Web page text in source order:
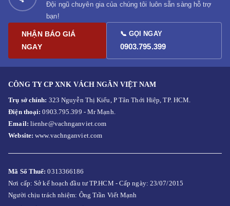
Đội ngũ chuyên gia của chúng tôi luôn sẵn sàng hỗ trợ
bạn!
NHẬN BÁO GIÁ
NGAY
📞 GỌI NGAY
0903.795.399
CÔNG TY CP XNK VÁCH NGĂN VIỆT NAM
Trụ sở chính: 323 Nguyễn Thị Kiểu, P Tân Thới Hiệp, TP. HCM.
Điện thoại:0903.795.399 - Mr Mạnh.
Email: lienhe@vachnganviet.com
Website:www.vachnganviet.com
Mã Số Thuế:0313366186
Nơi cấp: Sở kế hoạch đầu tư TP.HCM - Cấp ngày: 23/07/2015
Người chịu trách nhiệm: Ông Trần Viết Mạnh